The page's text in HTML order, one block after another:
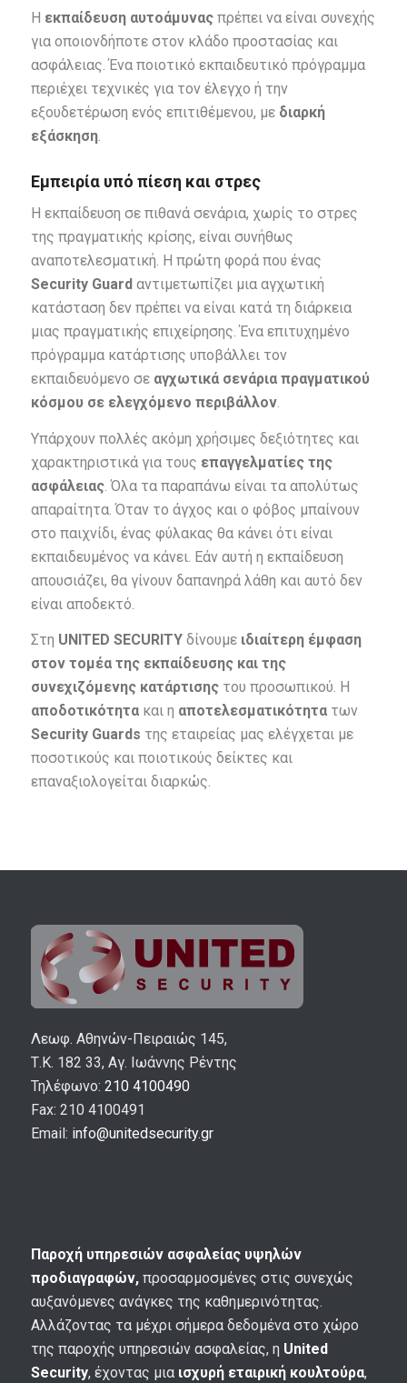
Η εκπαίδευση αυτοάμυναςπρέπει να είναι συνεχής
για οποιονδήποτε στον κλάδο προστασίας και
ασφάλειας. Ένα ποιοτικό εκπαιδευτικό πρόγραμμα
περιέχει τεχνικές για τον έλεγχο ή την
εξουδετέρωση ενός επιτιθέμενου, με διαρκή
εξάσκηση.
Εμπειρία υπό πίεση και στρες
Η εκπαίδευση σε πιθανά σενάρια, χωρίς το στρες
της πραγματικής κρίσης, είναι συνήθως
αναποτελεσματική. Η πρώτη φορά που ένας
Security Guard αντιμετωπίζει μια αγχωτική
κατάσταση δεν πρέπει να είναι κατά τη διάρκεια
μιας πραγματικής επιχείρησης. Ένα επιτυχημένο
πρόγραμμα κατάρτισης υποβάλλει τον
εκπαιδευόμενο σε αγχωτικά σενάρια πραγματικού
κόσμου σε ελεγχόμενο περιβάλλον.
Υπάρχουν πολλές ακόμη χρήσιμες δεξιότητες και
χαρακτηριστικά για τους επαγγελματίες της
ασφάλειας. Όλα τα παραπάνω είναι τα απολύτως
απαραίτητα. Όταν το άγχος και ο φόβος μπαίνουν
στο παιχνίδι, ένας φύλακας θα κάνει ότι είναι
εκπαιδευμένος να κάνει. Εάν αυτή η εκπαίδευση
απουσιάζει, θα γίνουν δαπανηρά λάθη και αυτό δεν
είναι αποδεκτό.
Στη UNITED SECURITYδίνουμε ιδιαίτερη έμφαση
στον τομέα τηςεκπαίδευσηςκαι της
συνεχιζόμενης κατάρτισης του προσωπικού. Η
αποδοτικότητακαι η αποτελεσματικότητατων
Security Guards της εταιρείας μας ελέγχεται με
ποσοτικούς και ποιοτικούς δείκτες και
επαναξιολογείται διαρκώς.
Λεωφ. Αθηνών-Πειραιώς 145,
Τ.Κ. 182 33, Αγ. Ιωάννης Ρέντης
Τηλέφωνο: 210 4100490
Fax: 210 4100491
Email: info@unitedsecurity.gr
Παροχή υπηρεσιών ασφαλείας υψηλών
προδιαγραφών,προσαρμοσμένες στις συνεχώς
αυξανόμενες ανάγκες της καθημερινότητας.
Αλλάζοντας τα μέχρι σήμερα δεδομένα στο χώρο
της παροχής υπηρεσιών ασφαλείας, η United
Security, έχοντας μια ισχυρή εταιρική κουλτούρα,